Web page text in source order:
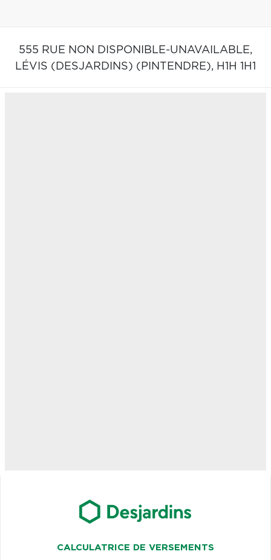
555 RUE NON DISPONIBLE-UNAVAILABLE,
LÉVIS (DESJARDINS) (PINTENDRE), H1H 1H1
CALCULATRICE DE VERSEMENTS